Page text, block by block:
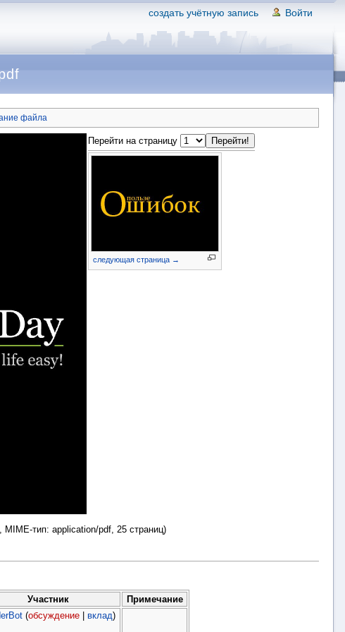
создать учётную запись Войти
файла
Перейти на страницу
следующая страница →
MIME-тип: application/pdf, 25 страниц)
Участник
Примечание
(обсуждение |вклад)